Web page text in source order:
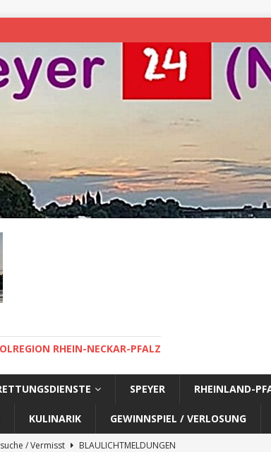
RHEIN-NECKAR-PFALZ
SPEYER RHEINLAND-
KULINARIK GEWINNSPIEL / VERLOSUNG
/ Vermisst
BLAULICHTMELDUNGEN